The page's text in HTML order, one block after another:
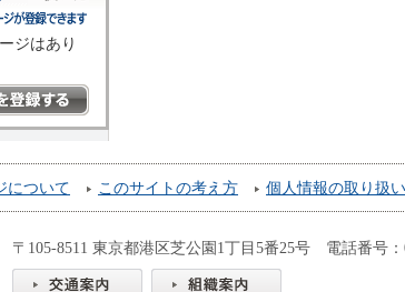
ジはあり
について このサイトの考え方 個人情報の取り扱
〒105-8511 東京都港区芝公園1丁目5番25号 電話番号